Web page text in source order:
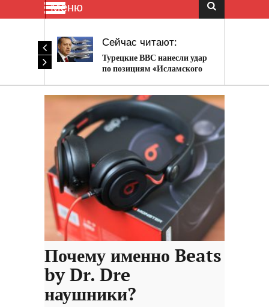
Меню
Сейчас читают:
Турецкие ВВС нанесли удар
по позициям «Исламского
Почему именно Beats
by Dr. Dre
наушники?